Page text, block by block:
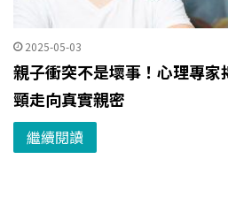
2025-05-03
親子衝突不是壞事！心理專
頸走向真實親密
繼續閱讀